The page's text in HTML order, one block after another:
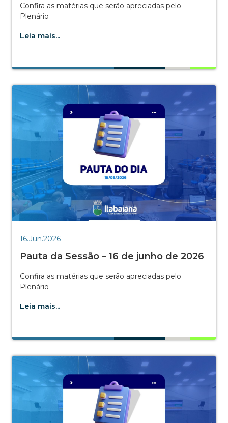
Confira as matérias que serão apreciadas pelo
Plenário
Leia mais...
16.Jun.2026
Pauta da Sessão – 16 de junho de 2026
Confira as matérias que serão apreciadas pelo
Plenário
Leia mais...